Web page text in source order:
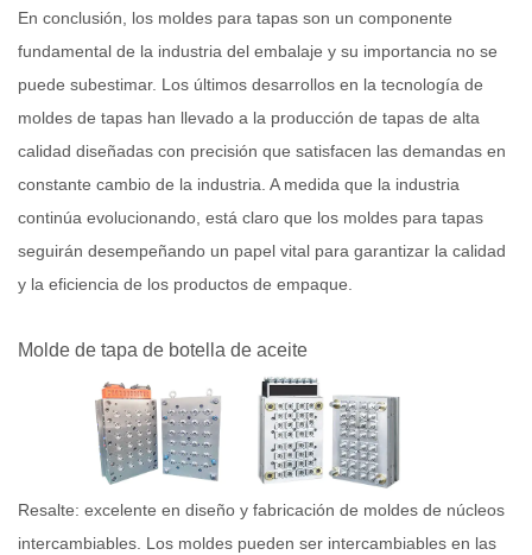
En conclusión, los moldes para tapas son un componente
fundamental de la industria del embalaje y su importancia no se
puede subestimar. Los últimos desarrollos en la tecnología de
moldes de tapas han llevado a la producción de tapas de alta
calidad diseñadas con precisión que satisfacen las demandas en
constante cambio de la industria. A medida que la industria
continúa evolucionando, está claro que los moldes para tapas
seguirán desempeñando un papel vital para garantizar la calidad
y la eficiencia de los productos de empaque.
Molde de tapa de botella de aceite
Resalte: excelente en diseño y fabricación de moldes de núcleos
intercambiables. Los moldes pueden ser intercambiables en las